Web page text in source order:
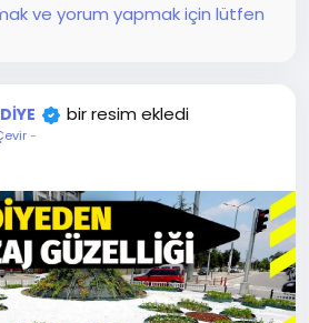
ve yorum yapmak için lütfen
bir resim ekledi
-